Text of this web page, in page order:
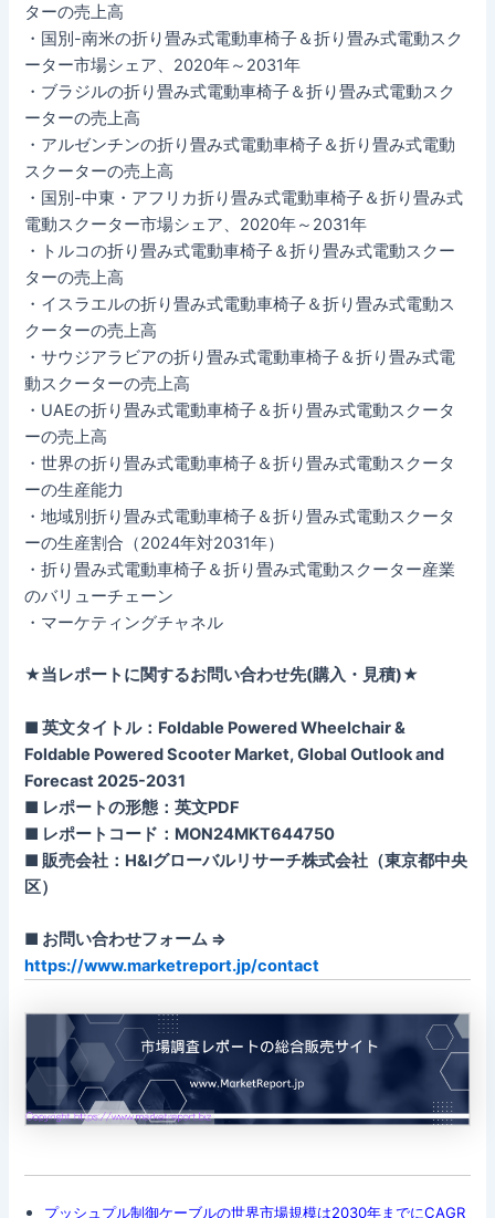
ターの売上高
・国別-南米の折り畳み式電動車椅子＆折り畳み式電動スク
ーター市場シェア、2020年～2031年
・ブラジルの折り畳み式電動車椅子＆折り畳み式電動スク
ーターの売上高
・アルゼンチンの折り畳み式電動車椅子＆折り畳み式電動
スクーターの売上高
・国別-中東・アフリカ折り畳み式電動車椅子＆折り畳み式
電動スクーター市場シェア、2020年～2031年
・トルコの折り畳み式電動車椅子＆折り畳み式電動スクー
ターの売上高
・イスラエルの折り畳み式電動車椅子＆折り畳み式電動ス
クーターの売上高
・サウジアラビアの折り畳み式電動車椅子＆折り畳み式電
動スクーターの売上高
・UAEの折り畳み式電動車椅子＆折り畳み式電動スクータ
ーの売上高
・世界の折り畳み式電動車椅子＆折り畳み式電動スクータ
ーの生産能力
・地域別折り畳み式電動車椅子＆折り畳み式電動スクータ
ーの生産割合（2024年対2031年）
・折り畳み式電動車椅子＆折り畳み式電動スクーター産業
のバリューチェーン
・マーケティングチャネル
★当レポートに関するお問い合わせ先(購入・見積)★
■ 英文タイトル：Foldable Powered Wheelchair &
Foldable Powered Scooter Market, Global Outlook and
Forecast 2025-2031
■ レポートの形態：英文PDF
■ レポートコード：MON24MKT644750
■ 販売会社：H&Iグローバルリサーチ株式会社（東京都中央
区）
■ お問い合わせフォーム ⇒
https://www.marketreport.jp/contact
プッシュプル制御ケーブルの世界市場規模は2030年までにCAGR